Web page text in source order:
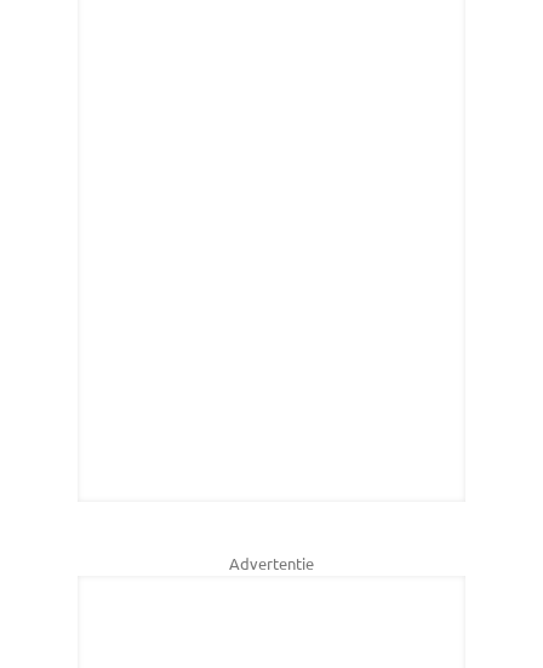
Advertentie